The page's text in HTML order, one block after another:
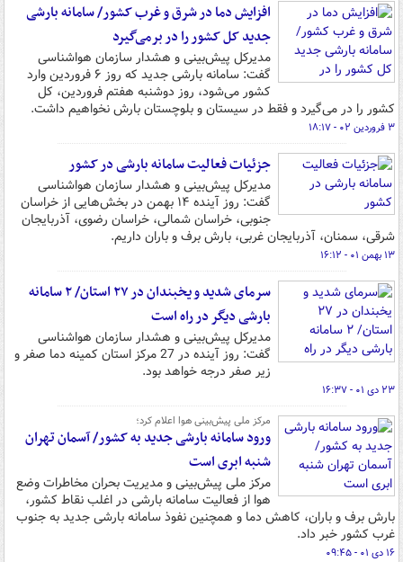
افزایش دما در شرق و غرب کشور/ سامانه بارشی
جدید کل کشور را در برمی‌گیرد
مدیرکل پیش‌بینی و هشدار سازمان هواشناسی
گفت: سامانه بارشی جدید که روز ۶ فروردین وارد
کشور می‌شود، روز دوشنبه هفتم فروردین، کل
کشور را در می‌گیرد و فقط در سیستان و بلوچستان بارش نخواهیم داشت.
۳ فروردین ۰۲ - ۱۸:۱۷
جزئیات فعالیت سامانه بارشی در کشور
مدیرکل پیش‌بینی و هشدار سازمان هواشناسی
گفت: روز آینده ۱۴ بهمن در بخش‌هایی از خراسان
جنوبی، خراسان شمالی، خراسان رضوی، آذربایجان
شرقی، سمنان، آذربایجان غربی، بارش برف و باران داریم.
۱۳ بهمن ۰۱ - ۱۶:۱۲
سرمای شدید و یخبندان در ۲۷ استان/ ۲ سامانه
بارشی دیگر در راه است
مدیرکل پیش‌بینی و هشدار سازمان هواشناسی
گفت: روز آینده در 27 مرکز استان کمینه دما صفر و
زیر صفر درجه خواهد بود.
۲۳ دی ۰۱ - ۱۶:۳۷
مرکز ملی پیش‌بینی هوا اعلام کرد؛
ورود سامانه بارشی جدید به کشور/ آسمان تهران
شنبه ابری است
مرکز ملی پیش‌بینی و مدیریت بحران مخاطرات وضع
هوا از فعالیت سامانه بارشی در اغلب نقاط کشور،
بارش برف و باران، کاهش دما و همچنین نفوذ سامانه بارشی جدید به جنوب
غرب کشور خبر داد.
۱۶ دی ۰۱ - ۰۹:۴۵